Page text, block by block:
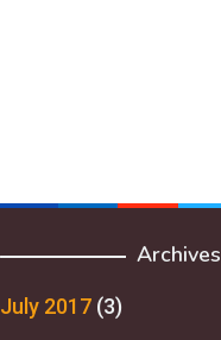
Archives
July 2017 (3)